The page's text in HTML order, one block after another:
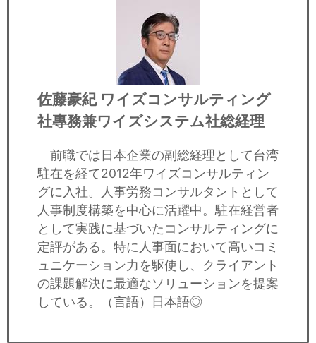
佐藤豪紀 ワイズコンサルティング
社專務兼ワイズシステム社総経理
前職では日本企業の副総経理として台湾
駐在を経て2012年ワイズコンサルティン
グに入社。人事労務コンサルタントとして
人事制度構築を中心に活躍中。駐在経営者
として実践に基づいたコンサルティングに
定評がある。特に人事面において高いコミ
ュニケーション力を駆使し、クライアント
の課題解決に最適なソリューションを提案
している。（言語）日本語◎